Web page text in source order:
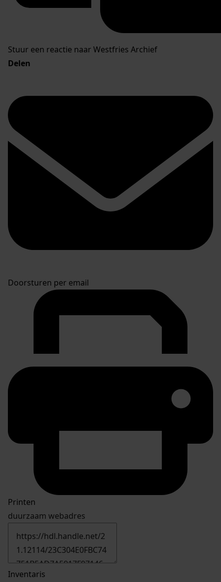
Stuur een reactie naar Westfries Archief
Delen
Doorsturen per email
Printen
duurzaam webadres
Inventaris